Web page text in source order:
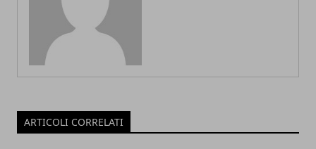
ARTICOLI CORRELATI